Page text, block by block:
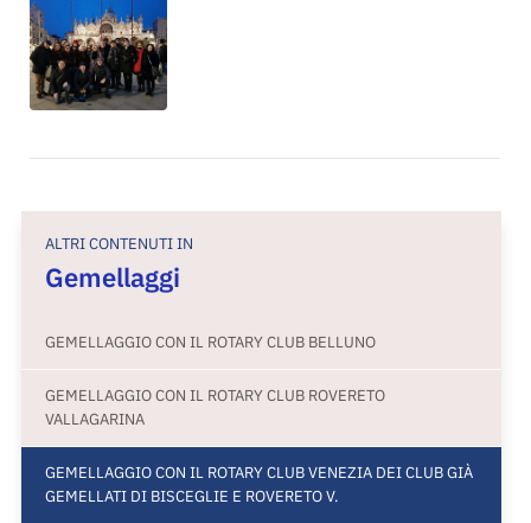
ALTRI CONTENUTI IN
Gemellaggi
GEMELLAGGIO CON IL ROTARY CLUB BELLUNO
GEMELLAGGIO CON IL ROTARY CLUB ROVERETO
VALLAGARINA
GEMELLAGGIO CON IL ROTARY CLUB VENEZIA DEI CLUB GIÀ
GEMELLATI DI BISCEGLIE E ROVERETO V.